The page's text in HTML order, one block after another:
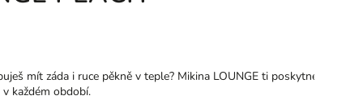
mít záda i ruce pěkně v teple? Mikina LOUNGE ti poskytne
každém období.